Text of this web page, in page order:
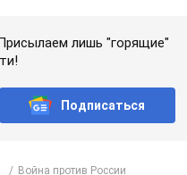
лишь "горящие"
Подписаться
Война против России